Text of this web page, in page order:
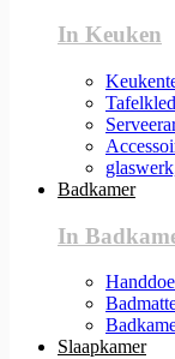
In Keuken
Badkamer
In
Slaapkamer